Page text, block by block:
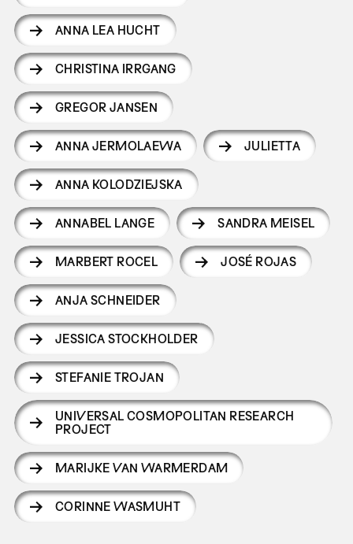
ANNA LEA HUCHT
CHRISTINA IRRGANG
GREGOR JANSEN
ANNA JERMOLAEWA JULIETTA
ANNA KOLODZIEJSKA
ANNABEL LANGE SANDRA MEISEL
MARBERT ROCEL JOSÉ ROJAS
ANJA SCHNEIDER
JESSICA STOCKHOLDER
STEFANIE TROJAN
UNIVERSAL COSMOPOLITAN RESEARCH
PROJECT
MARIJKE VAN WARMERDAM
CORINNE WASMUHT